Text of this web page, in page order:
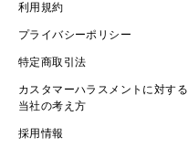
利用規約
プライバシーポリシー
特定商取引法
カスタマーハラスメントに対する
当社の考え方
採用情報